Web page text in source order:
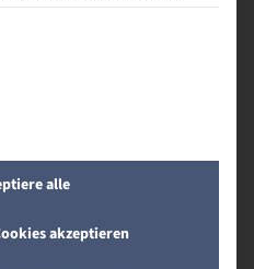
relevanten
Bei der
den Risiken des
dem Ziel, die Chancen
Gruppen, für die eine
alle
akzeptieren